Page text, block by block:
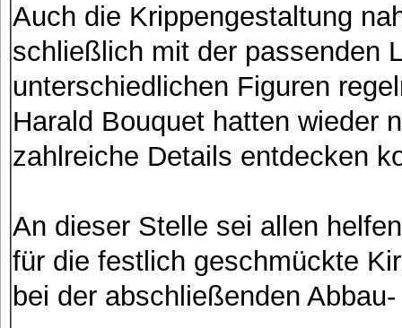
Auch die Krippengestaltung
schließlich mit der passenden
unterschiedlichen Figuren
Harald Bouquet hatten wieder
zahlreiche Details entdecken
An dieser Stelle sei allen
für die festlich geschmückte
bei der abschließenden